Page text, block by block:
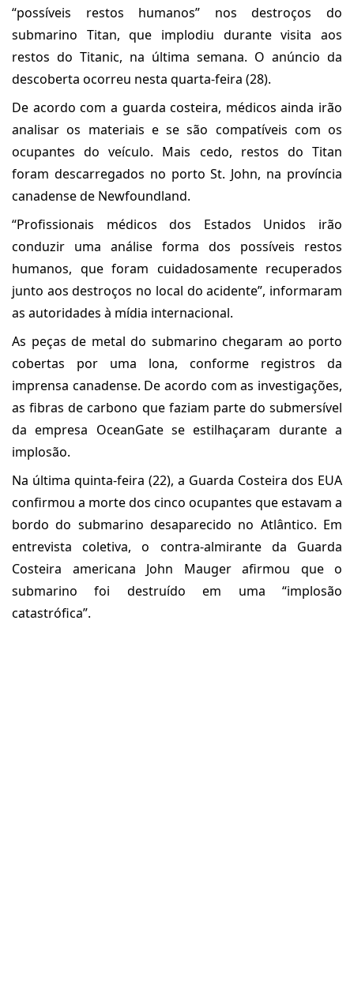
“possíveis restos humanos” nos destroços do
submarino Titan, que implodiu durante visita aos
restos do Titanic, na última semana. O anúncio da
descoberta ocorreu nesta quarta-feira (28).
De acordo com a guarda costeira, médicos ainda irão
analisar os materiais e se são compatíveis com os
ocupantes do veículo. Mais cedo, restos do Titan
foram descarregados no porto St. John, na província
canadense de Newfoundland.
“Profissionais médicos dos Estados Unidos irão
conduzir uma análise forma dos possíveis restos
humanos, que foram cuidadosamente recuperados
junto aos destroços no local do acidente”, informaram
as autoridades à mídia internacional.
As peças de metal do submarino chegaram ao porto
cobertas por uma lona, conforme registros da
imprensa canadense. De acordo com as investigações,
as fibras de carbono que faziam parte do submersível
da empresa OceanGate se estilhaçaram durante a
implosão.
Na última quinta-feira (22), a Guarda Costeira dos EUA
confirmou a morte dos cinco ocupantes que estavam a
bordo do submarino desaparecido no Atlântico. Em
entrevista coletiva, o contra-almirante da Guarda
Costeira americana John Mauger afirmou que o
submarino foi destruído em uma “implosão
catastrófica”.